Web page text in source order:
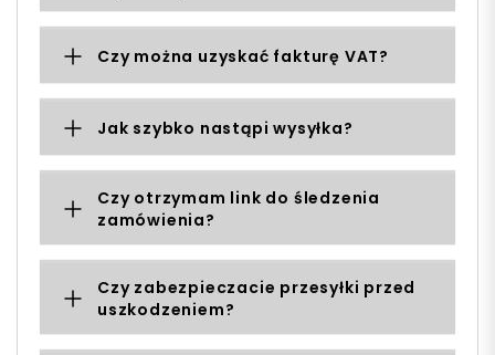
Czy można uzyskać fakturę VAT?
Jak szybko nastąpi wysyłka?
Czy otrzymam link do śledzenia
zamówienia?
Czy zabezpieczacie przesyłki przed
uszkodzeniem?